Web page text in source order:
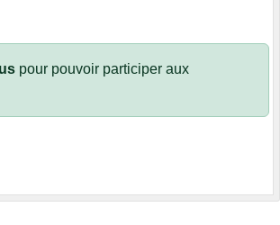
pour pouvoir participer aux